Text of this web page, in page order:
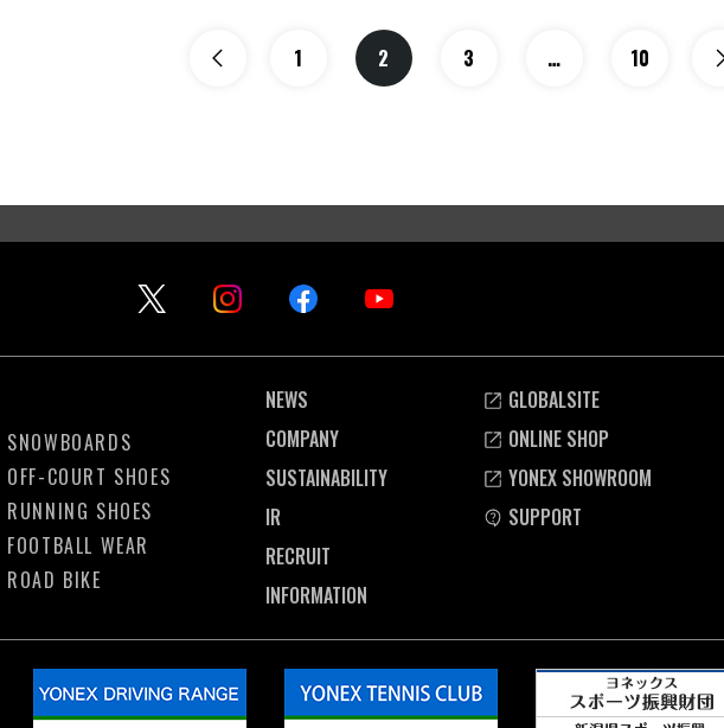
1 2 3 …中略 10
SNOWBOARDS
OFF-COURT SHOES
RUNNING SHOES
FOOTBALL WEAR
ROAD BIKE
NEWS
COMPANY
SUSTAINABILITY
IR
RECRUIT
INFORMATION
GLOBALSITE
ONLINE SHOP
YONEX SHOWROOM
SUPPORT